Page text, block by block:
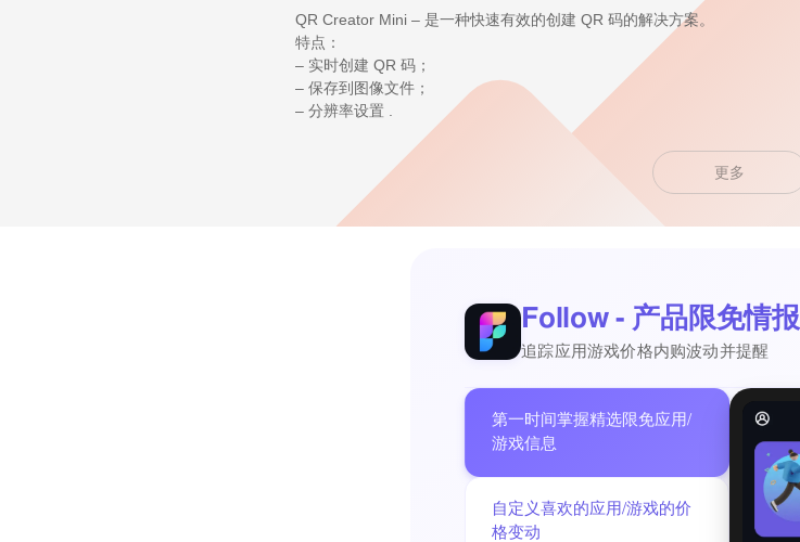
QR Creator Mini – 是一种快速有效的创建 QR 码的解决方案。
特点：
– 实时创建 QR 码；
– 保存到图像文件；
– 分辨率设置 .
更多
Follow - 产品限免情报
追踪应用游戏价格内购波动并提醒
第一时间掌握精选限免应用/
游戏信息
自定义喜欢的应用/游戏的价
格变动